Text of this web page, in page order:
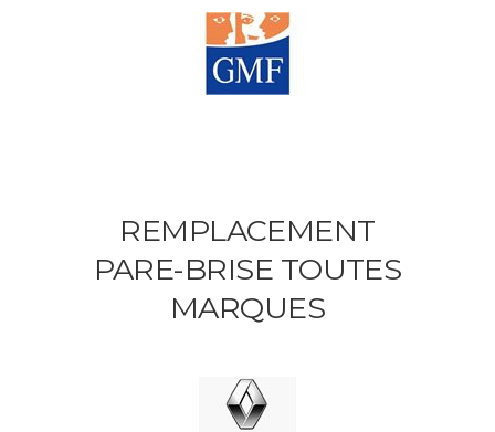
REMPLACEMENT
PARE-BRISE TOUTES
MARQUES